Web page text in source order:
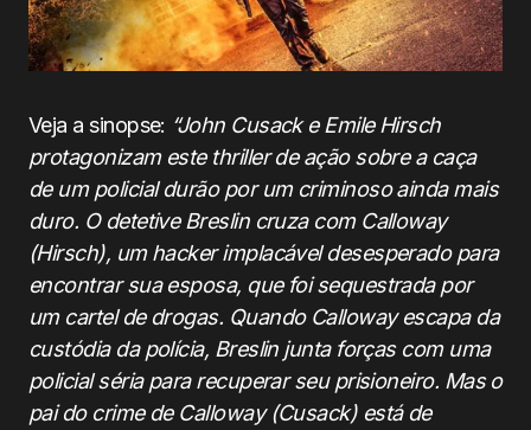
Veja a sinopse: “John Cusack e Emile Hirsch
protagonizam este thriller de ação sobre a caça
de um policial durão por um criminoso ainda mais
duro. O detetive Breslin cruza com Calloway
(Hirsch), um hacker implacável desesperado para
encontrar sua esposa, que foi sequestrada por
um cartel de drogas. Quando Calloway escapa da
custódia da polícia, Breslin junta forças com uma
policial séria para recuperar seu prisioneiro. Mas o
pai do crime de Calloway (Cusack) está de